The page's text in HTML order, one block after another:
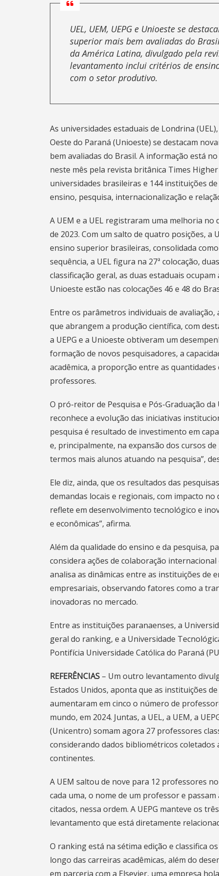
UEL, UEM, UEPG e Unioeste se
superior mais bem avaliadas do
da América Latina, divulgado pela
levantamento inclui critérios de
com o setor produtivo.
As universidades estaduais de Londrina
Oeste do Paraná (Unioeste) se destacam
bem avaliadas do Brasil. A informação está
neste mês pela revista britânica Times
universidades brasileiras e 144 instituições
ensino, pesquisa, internacionalização e
A UEM e a UEL registraram uma melhoria
de 2023. Com um salto de quatro posições,
ensino superior brasileiras, consolidada
sequência, a UEL figura na 27ª colocação,
classificação geral, as duas estaduais
Unioeste estão nas colocações 46 e 48 do
Entre os parâmetros individuais de
que abrangem a produção científica, com
a UEPG e a Unioeste obtiveram um
formação de novos pesquisadores, a
acadêmica, a proporção entre as
professores.
O pró-reitor de Pesquisa e Pós-Graduação
reconhece a evolução das iniciativas
pesquisa é resultado de investimento em
e, principalmente, na expansão dos cursos
termos mais alunos atuando na pesquisa”,
Ele diz, ainda, que os resultados das
demandas locais e regionais, com impacto
reflete em desenvolvimento tecnológico e
e econômicas”, afirma.
Além da qualidade do ensino e da pesquisa,
considera ações de colaboração
analisa as dinâmicas entre as instituições
empresariais, observando fatores como a
inovadoras no mercado.
Entre as instituições paranaenses, a
geral do ranking, e a Universidade
Pontifícia Universidade Católica do Paraná
REFERÊNCIAS – Um outro levantamento
Estados Unidos, aponta que as instituições
aumentaram em cinco o número de
mundo, em 2024. Juntas, a UEL, a UEM, a
(Unicentro) somam agora 27 professores
considerando dados bibliométricos
continentes.
A UEM saltou de nove para 12 professores
cada uma, o nome de um professor e
citados, nessa ordem. A UEPG manteve os
levantamento que está diretamente
O ranking está na sétima edição e classifica
longo das carreiras acadêmicas, além do
em parceria com a Elsevier, uma empresa